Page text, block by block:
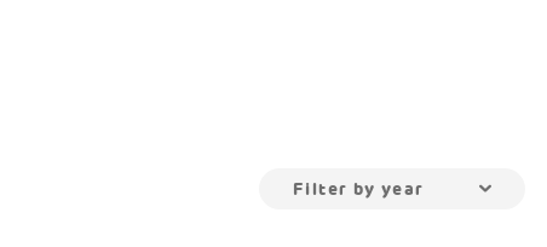
Filter by year